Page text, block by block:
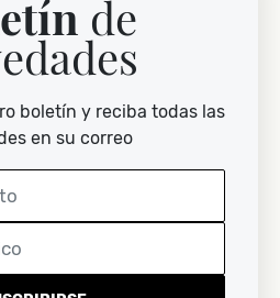
de
boletín y reciba todas las
en su correo